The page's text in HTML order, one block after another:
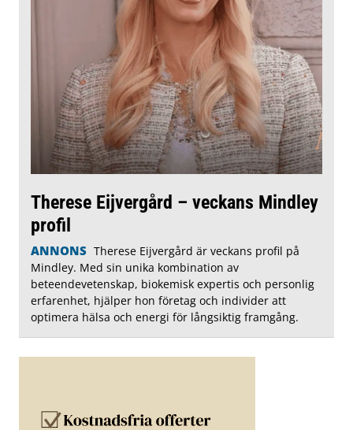
Therese Eijvergård – veckans Mindley
profil
ANNONS Therese Eijvergård är veckans profil på
Mindley. Med sin unika kombination av
beteendevetenskap, biokemisk expertis och personlig
erfarenhet, hjälper hon företag och individer att
optimera hälsa och energi för långsiktig framgång.